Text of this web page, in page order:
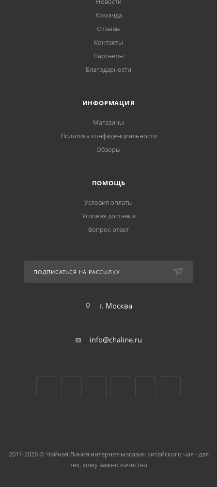
Команда
Отзывы
Контакты
Партнеры
Благодарности
ИНФОРМАЦИЯ
Магазины
Политика конфиденциальности
Обзоры
ПОМОЩЬ
Условия оплаты
Условия доставки
Вопрос-ответ
ПОДПИСАТЬСЯ НА РАССЫЛКУ
г. Москва
info@chaline.ru
2011-2026 © Чайная Линия интернет-магазин китайского чая - для
тех, кому важно качество